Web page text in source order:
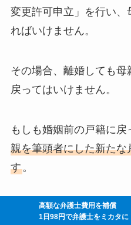
変更許可申立」を行い
ればいけません。
その場合、離婚しても
戻ってはいけません。
もしも婚姻前の戸籍に戻
親を筆頭者にした新た
す。
最初から子どもも一緒の
高額な弁護士費用を補償
1日98円で弁護士をミカタに